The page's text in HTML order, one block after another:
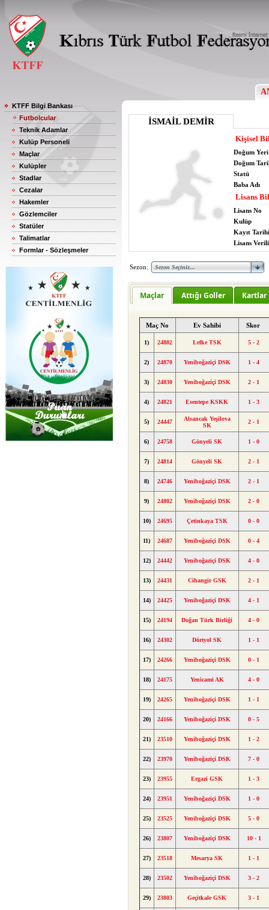
KTFF Bilgi Bankası
Futbolcular
Teknik Adamlar
Kulüp Personeli
Maçlar
Kulüpler
Stadlar
Cezalar
Hakemler
Gözlemciler
Statüler
Talimatlar
Formlar - Sözleşmeler
İSMAİL DEMİR
Kişisel
Doğum Yeri
Doğum
Statü
Baba Adı
Lisans
Lisans No
Kulüp
Kayıt Tarihi
Lisans
Sezon:
Maçlar Attığı Goller Kartlar
Maç No Ev Sahibi Skor
1) 24882 Lefke TSK 5 - 2
2) 24870 Yeniboğaziçi DSK 1 - 4
3) 24830 Yeniboğaziçi DSK 2 - 1
4) 24821 Esentepe KSKK 1 - 3
5) 24447
Alsancak Yeşilova
SK
2 - 1
6) 24758 Gönyeli SK 1 - 0
7) 24814 Gönyeli SK 2 - 1
8) 24746 Yeniboğaziçi DSK 2 - 1
9) 24802 Yeniboğaziçi DSK 2 - 0
10) 24695 Çetinkaya TSK 0 - 0
11) 24687 Yeniboğaziçi DSK 0 - 4
12) 24442 Yeniboğaziçi DSK 4 - 0
13) 24431 Cihangir GSK 2 - 1
14) 24425 Yeniboğaziçi DSK 4 - 1
15) 24194 Doğan Türk Birliği 4 - 0
16) 24302 Dörtyol SK 1 - 1
17) 24266 Yeniboğaziçi DSK 0 - 1
18) 24175 Yenicami AK 4 - 0
19) 24265 Yeniboğaziçi DSK 1 - 1
20) 24166 Yeniboğaziçi DSK 0 - 5
21) 23510 Yeniboğaziçi DSK 1 - 2
22) 23970 Yeniboğaziçi DSK 7 - 0
23) 23955 Ergazi GSK 1 - 3
24) 23951 Yeniboğaziçi DSK 1 - 0
25) 23525 Yeniboğaziçi DSK 5 - 0
26) 23807 Yeniboğaziçi DSK 10 - 1
27) 23518 Mesarya SK 1 - 1
28) 23502 Yeniboğaziçi DSK 3 - 2
29) 23803 Geçitkale GSK 3 - 1